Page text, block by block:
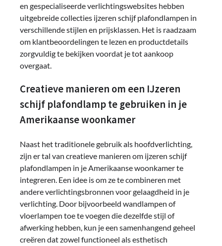
en gespecialiseerde verlichtingswebsites hebben
uitgebreide collecties ijzeren schijf plafondlampen in
verschillende stijlen en prijsklassen. Het is raadzaam
om klantbeoordelingen te lezen en productdetails
zorgvuldig te bekijken voordat je tot aankoop
overgaat.
Creatieve manieren om een IJzeren
schijf plafondlamp te gebruiken in je
Amerikaanse woonkamer
Naast het traditionele gebruik als hoofdverlichting,
zijn er tal van creatieve manieren om ijzeren schijf
plafondlampen in je Amerikaanse woonkamer te
integreren. Een idee is om ze te combineren met
andere verlichtingsbronnen voor gelaagdheid in je
verlichting. Door bijvoorbeeld wandlampen of
vloerlampen toe te voegen die dezelfde stijl of
afwerking hebben, kun je een samenhangend geheel
creëren dat zowel functioneel als esthetisch